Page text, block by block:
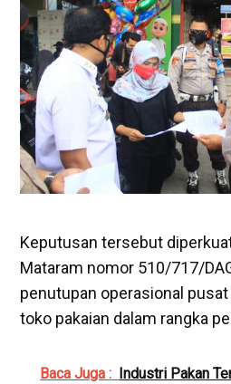
Keputusan tersebut
Mataram nomor 510/717/
penutupan operasional
toko pakaian dalam rangka
Baca Juga :
Industri Pakan